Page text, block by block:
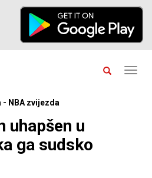
- NBA zvijezda
uhapšen u
ga sudsko